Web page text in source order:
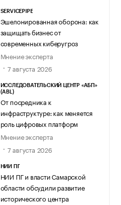
SERVICEPIPE
Эшелонированная оборона: как
защищать бизнес от
современных киберугроз
Мнение эксперта
7 августа 2026
ИССЛЕДОВАТЕЛЬСКИЙ ЦЕНТР «АБП»
(ABL)
От посредника к
инфраструктуре: как меняется
роль цифровых платформ
Мнение эксперта
7 августа 2026
НИИ ПГ
НИИ ПГ и власти Самарской
области обсудили развитие
исторического центра